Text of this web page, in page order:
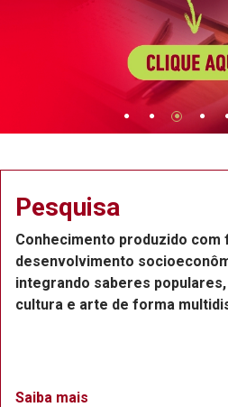
Pesquisa
Conhecimento produzido com
desenvolvimento
integrando saberes
cultura e arte de forma
Saiba mais